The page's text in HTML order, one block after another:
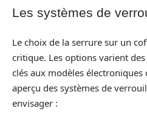
Les systèmes de
Le choix de la serrure sur un
critique. Les options varient
clés aux modèles
aperçu des systèmes de
envisager :